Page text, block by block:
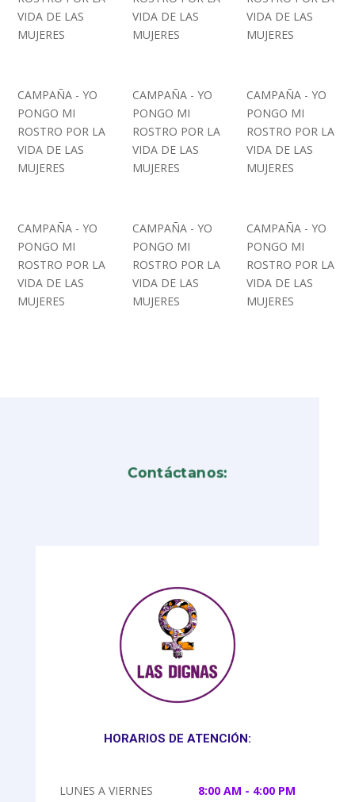
VIDA DE LAS
MUJERES
VIDA DE LAS
MUJERES
VIDA DE LAS
MUJERES
CAMPAÑA - YO
PONGO MI
ROSTRO POR LA
VIDA DE LAS
MUJERES
CAMPAÑA - YO
PONGO MI
ROSTRO POR LA
VIDA DE LAS
MUJERES
CAMPAÑA - YO
PONGO MI
ROSTRO POR LA
VIDA DE LAS
MUJERES
CAMPAÑA - YO
PONGO MI
ROSTRO POR LA
VIDA DE LAS
MUJERES
CAMPAÑA - YO
PONGO MI
ROSTRO POR LA
VIDA DE LAS
MUJERES
CAMPAÑA - YO
PONGO MI
ROSTRO POR LA
VIDA DE LAS
MUJERES
Contáctanos:
HORARIOS DE ATENCIÓN:
LUNES A VIERNES 8:00 AM - 4:00 PM